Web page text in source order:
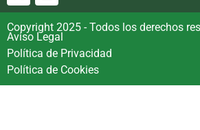
Copyright 2025 - Todos los derechos
Aviso Legal
Política de Privacidad
Política de Cookies